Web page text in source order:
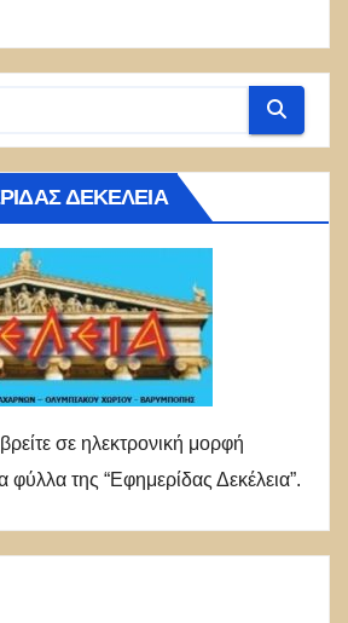
ΔΕΚΈΛΕΙΑ
σε ηλεκτρονική μορφή
φύλλα της “Εφημερίδας Δεκέλεια”.